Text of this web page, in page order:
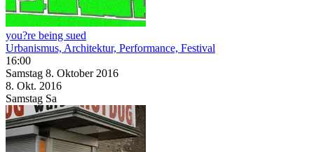
you?re being sued
Urbanismus, Architektur, Performance, Festival
16:00
Samstag 8. Oktober 2016
8. Okt. 2016
Samstag Sa